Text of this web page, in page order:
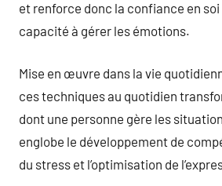
et renforce donc la confiance en
capacité à gérer les émotions.
Mise en œuvre dans la vie
ces techniques au quotidien
dont une personne gère les
englobe le développement de
du stress et l’optimisation de